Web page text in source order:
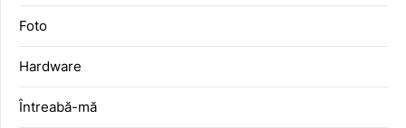
Foto
Hardware
Întreabă-mă